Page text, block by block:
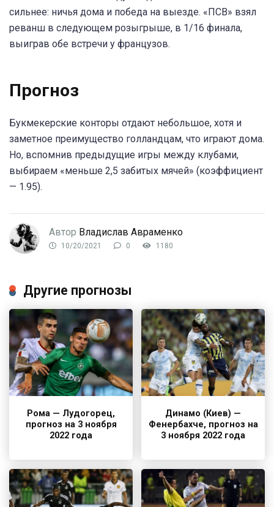
сильнее: ничья дома и победа на выезде. «ПСВ» взял
реванш в следующем розыгрыше, в 1/16 финала,
выиграв обе встречи у французов.
Прогноз
Букмекерские конторы отдают небольшое, хотя и
заметное преимущество голландцам, что играют дома.
Но, вспомнив предыдущие игры между клубами,
выбираем «меньше 2,5 забитых мячей» (коэффициент
— 1.95).
Автор Владислав Авраменко
10/20/2021 0 1180
Другие прогнозы
Рома — Лудогорец,
прогноз на 3 ноября
2022 года
Динамо (Киев) —
Фенербахче, прогноз на
3 ноября 2022 года